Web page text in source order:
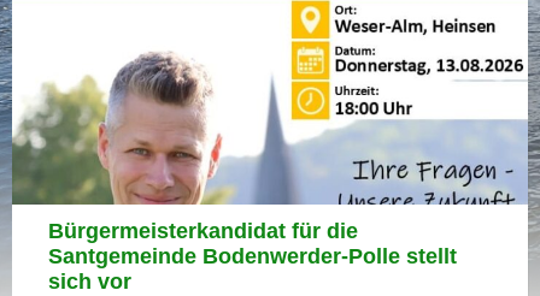
Bürgermeisterkandidat für die
Santgemeinde Bodenwerder-Polle stellt
sich vor